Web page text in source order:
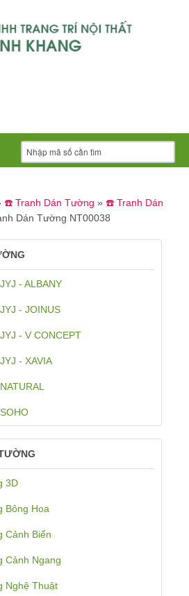
☎️ Tranh Dán Tường » ☎️ Tranh Dán
Dán Tường NT00038
- ALBANY
- JOINUS
- V CONCEPT
- XAVIA
3D
Bông Hoa
Cảnh Biển
Cảnh Ngang
Nghệ Thuật